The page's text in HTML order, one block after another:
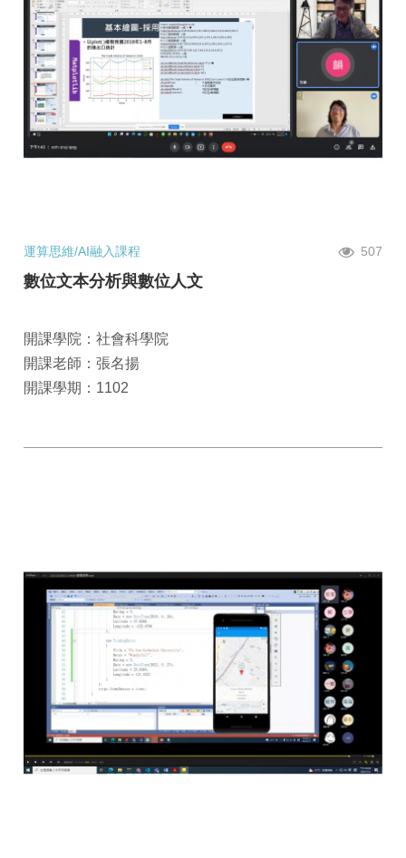
運算思維/AI融入課程 507
數位文本分析與數位人文
開課學院：社會科學院
開課老師：張名揚
開課學期：1102